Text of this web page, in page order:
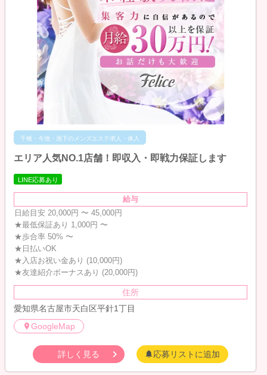
千種・今池・池下のメンズエステ求人・体入
エリア人気NO.1店舗！即収入・即戦力保証します
LINE応募あり
給与
日給目安 20,000円 〜 45,000円
★最低保証あり 1,000円 〜
★歩合率 50% 〜
★日払いOK
★入店お祝い金あり (10,000円)
★友達紹介ボーナスあり (20,000円)
住所
愛知県名古屋市天白区平針1丁目
GoogleMap
詳しく見る 応募リストに追加